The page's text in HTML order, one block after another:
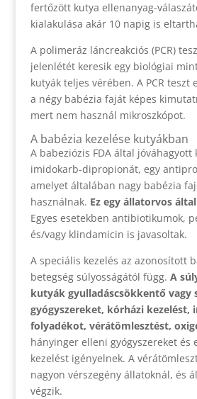
fertőzött kutya ellenanyag-
kialakulása akár 10 napig is
A polimeráz láncreakciós (PCR)
jelenlétét keresik egy biológiai
kutyák teljes vérében. A PCR teszt
a négy babézia faját képes
mert nem használ mikroszkópot.
A babézia kezelése kutyákban
A babeziózis FDA által jóváhagyott
imidokarb-dipropionát, egy
amelyet általában nagy babézia
használnak. Ez egy állatorvos
Egyes esetekben antibiotikumok,
és/vagy klindamicin is javasoltak.
A speciális kezelés az azonosított
betegség súlyosságától függ. A
kutyák gyulladáscsökkentő vagy
gyógyszereket, kórházi kezelést,
folyadékot, vérátömlesztést,
hányinger elleni gyógyszereket és
kezelést igényelnek. A
nagyon vérszegény állatoknál, és
végzik.